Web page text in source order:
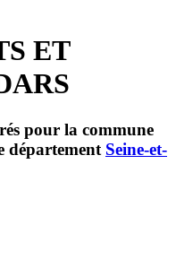
ET
pour la commune
département Seine-et-